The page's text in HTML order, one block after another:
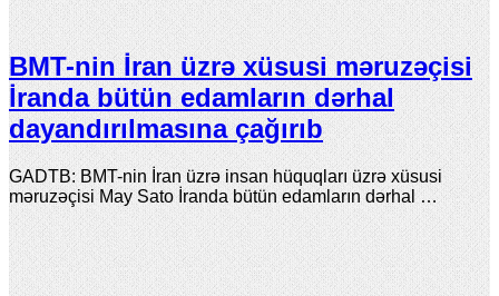
BMT-nin İran üzrə xüsusi məruzəçisi
İranda bütün edamların dərhal
dayandırılmasına çağırıb
GADTB: BMT-nin İran üzrə insan hüquqları üzrə xüsusi
məruzəçisi May Sato İranda bütün edamların dərhal …